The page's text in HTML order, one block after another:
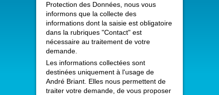
Protection des Données, nous vous
informons que la collecte des
informations dont la saisie est obligatoire
dans la rubriques "Contact" est
nécessaire au traitement de votre
demande.
Les informations collectées sont
destinées uniquement à l'usage de
André Briant. Elles nous permettent de
traiter votre demande, de vous proposer